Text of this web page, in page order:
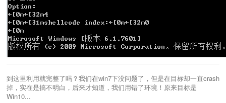
到这里利用就完整了吗？我们在win7下没问题了，但是在目标却一直crash
掉，实在是搞不明白，后来才知道，我们用错了环境！原来目标是
Win10...